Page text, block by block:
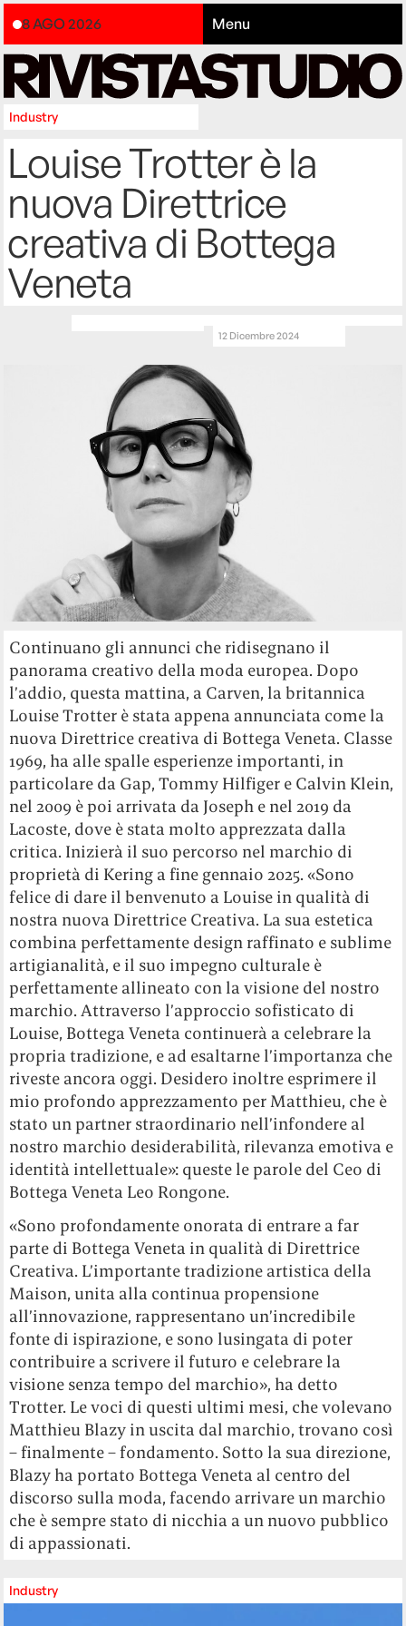
8 AGO 2026 Menu
Industry
Louise Trotter è la
nuova Direttrice
creativa di Bottega
Veneta
12 Dicembre 2024
Continuano gli annunci che ridisegnano il
panorama creativo della moda europea. Dopo
l’addio, questa mattina, a Carven, la britannica
Louise Trotter è stata appena annunciata come la
nuova Direttrice creativa di Bottega Veneta. Classe
1969, ha alle spalle esperienze importanti, in
particolare da Gap, Tommy Hilfiger e Calvin Klein,
nel 2009 è poi arrivata da Joseph e nel 2019 da
Lacoste, dove è stata molto apprezzata dalla
critica. Inizierà il suo percorso nel marchio di
proprietà di Kering a fine gennaio 2025. «Sono
felice di dare il benvenuto a Louise in qualità di
nostra nuova Direttrice Creativa. La sua estetica
combina perfettamente design raffinato e sublime
artigianalità, e il suo impegno culturale è
perfettamente allineato con la visione del nostro
marchio. Attraverso l’approccio sofisticato di
Louise, Bottega Veneta continuerà a celebrare la
propria tradizione, e ad esaltarne l’importanza che
riveste ancora oggi. Desidero inoltre esprimere il
mio profondo apprezzamento per Matthieu, che è
stato un partner straordinario nell’infondere al
nostro marchio desiderabilità, rilevanza emotiva e
identità intellettuale»: queste le parole del Ceo di
Bottega Veneta Leo Rongone.
«Sono profondamente onorata di entrare a far
parte di Bottega Veneta in qualità di Direttrice
Creativa. L’importante tradizione artistica della
Maison, unita alla continua propensione
all’innovazione, rappresentano un’incredibile
fonte di ispirazione, e sono lusingata di poter
contribuire a scrivere il futuro e celebrare la
visione senza tempo del marchio», ha detto
Trotter. Le voci di questi ultimi mesi, che volevano
Matthieu Blazy in uscita dal marchio, trovano così
– finalmente – fondamento. Sotto la sua direzione,
Blazy ha portato Bottega Veneta al centro del
discorso sulla moda, facendo arrivare un marchio
che è sempre stato di nicchia a un nuovo pubblico
di appassionati.
Industry